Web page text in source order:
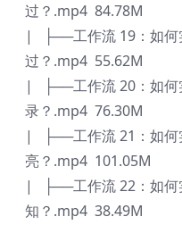
过？.mp4 84.78M
| ├──工作流 19：如何
过？.mp4 55.62M
| ├──工作流 20：如何
录？.mp4 76.30M
| ├──工作流 21：如何
亮？.mp4 101.05M
| ├──工作流 22：如何
知？.mp4 38.49M